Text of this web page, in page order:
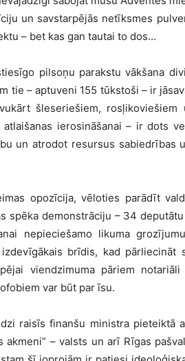
un savstarpējās netīksmes
– bet kas gan tautai to dos…
pilsoņu parakstu vākšana
tie – aptuveni 155 tūkstoši – ir
šleseriešiem, rosļikoviešiem
atlaišanas ierosināšanai – ir dots
un atrodot resursus sabiedrības
opozīcija, vēloties parādīt
spēka demonstrāciju – 34
nepieciešamo likuma
brīdis, kad pārliecināt
viendzimuma pāriem
var būt par īsu.
raisīs finanšu ministra pieteiktā
akmeni” – valsts un arī Rīgas